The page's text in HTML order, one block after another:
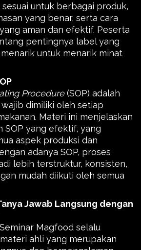
sesuai untuk berbagai produk,
yang benar, serta cara
aman dan efektif. Peserta
pentingnya label yang
untuk menarik minat
Procedure(SOP) adalah
dimiliki oleh setiap
Materi ini menjelaskan
SOP yang efektif, yang
aspek produksi dan
adanya SOP, proses
lebih terstruktur, konsisten,
mudah diikuti oleh semua
Jawab Langsung dengan
Magfood selalu
ahli yang merupakan